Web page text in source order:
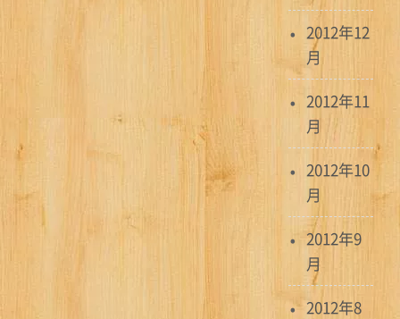
2012年12
月
2012年11
月
2012年10
月
2012年9
月
2012年8